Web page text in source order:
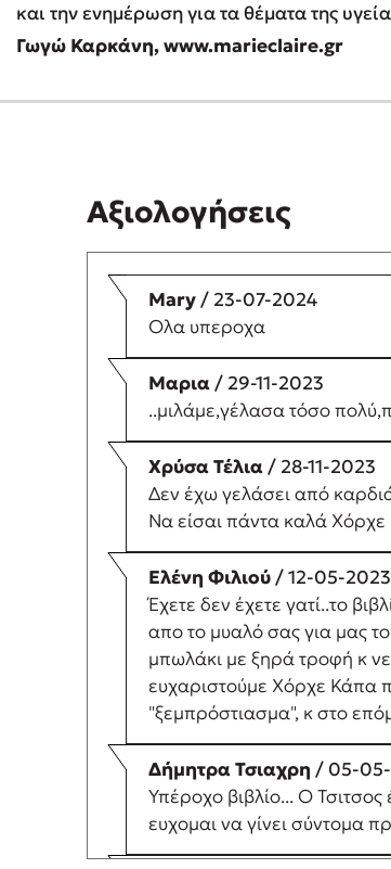
και την ενημέρωση για τα θέματα της
Γωγώ Καρκάνη, www.marieclaire.gr
Αξιολογήσεις
Mary/ 23-07-2024
Ολα υπεροχα
Μαρια/ 29-11-2023
..μιλάμε,γέλασα τόσο
Χρύσα Τέλια/ 28-11-2023
Δεν έχω γελάσει από
Να είσαι πάντα καλά Χόρχε
Ελένη Φιλιού/ 12-05-2023
Έχετε δεν έχετε γατί..το
απο το μυαλό σας για μας
μπωλάκι με ξηρά τροφή κ
ευχαριστούμε Χόρχε Κάπα
"ξεμπρόστιασμα", κ στο
Δήμητρα Τσιαχρη / 05-
Υπέροχο βιβλίο... Ο
ευχομαι να γίνει σύντομα